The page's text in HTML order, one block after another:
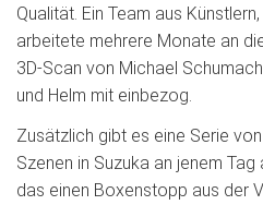
Qualität. Ein Team aus
arbeitete mehrere Monate an
3D-Scan von Michael
und Helm mit einbezog.
Zusätzlich gibt es eine Serie
Szenen in Suzuka an jenem Tag
das einen Boxenstopp aus der